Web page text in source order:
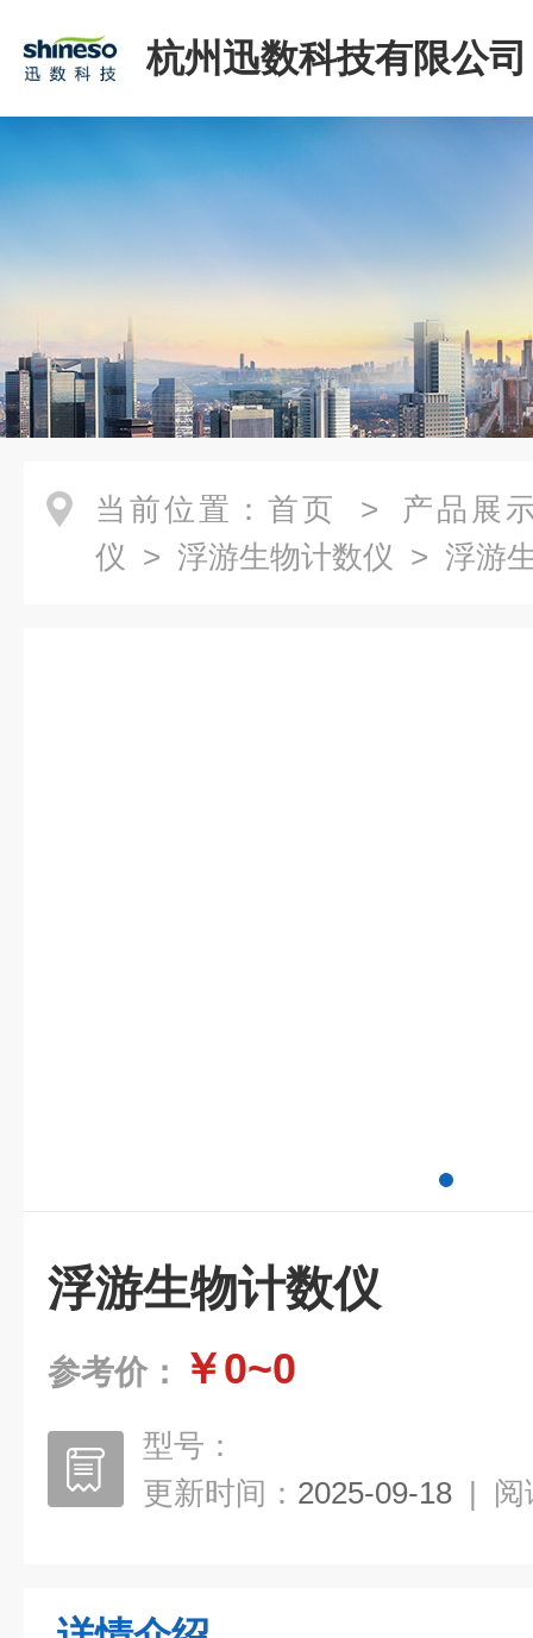
杭州迅数科技有限公司
当前位置： 首页 > 产品展
仪 > 浮游生物计数仪 > 浮游
浮游生物计数仪
参考价： ￥0~0
型号：
更新时间： 2025-09-18 | 阅